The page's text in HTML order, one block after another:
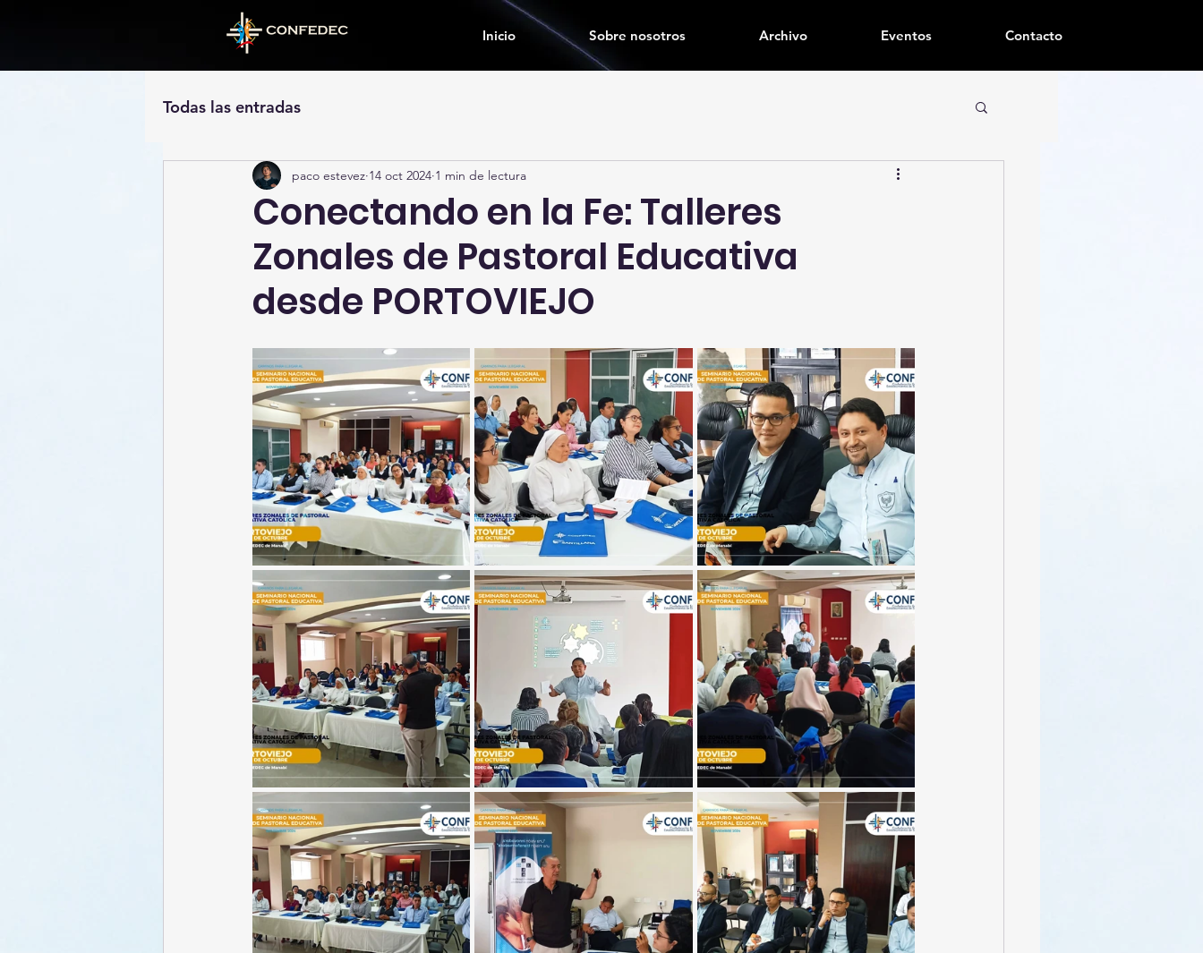
Inicio Sobre nosotros Archivo Eventos Contacto
Todas las entradas
Conectando en la Fe: Talleres
Zonales de Pastoral Educativa
desde PORTOVIEJO
paco estevez 14 oct 2024 1 min de lectura